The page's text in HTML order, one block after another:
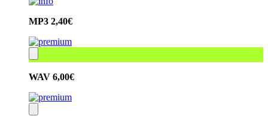
MP3 2,40€
WAV 6,00€